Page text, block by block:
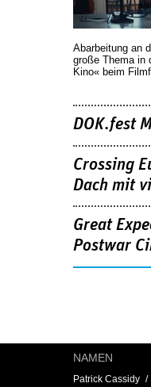
Abarbeitung an
große Thema in
Kino« beim
DOK.fest
Crossing
Dach mit
Great
Postwar
NAMEN
Patrick Cassidy